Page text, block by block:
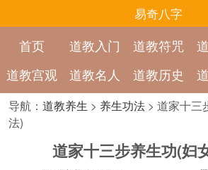
易奇八字
首页 道教入门 道教符咒
道教宫观
道教名人 道教历史
导航： 道教养生 > 养生功法> 道家十三
法)
道家十三步养生功(妇